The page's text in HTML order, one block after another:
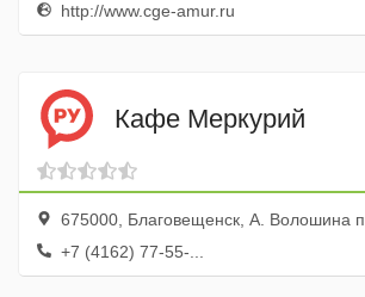
http://www.cge-amur.ru
Кафе Меркурий
675000, Благовещенск, А. Волошина
+7 (4162) 77-55-...